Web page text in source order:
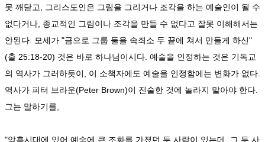
못 깨닫고, 그리스도인은 그림을 그리거나 조각을 하는 예술인이 될 수
없다거나, 종교적인 그림이나 조각을 만들 수 없다고 잘못 이해해서는
안된다. 모세가 "금으로 그룹 둘을 속죄소 두 끝에 쳐서 만들게 하신"
(출 25:18-20) 것은 바로 하나님이시다. 예술을 인정하는 것은 기독교
의 역사가 그러하듯이, 이 소책자에도 예술을 인정함에는 변화가 없다.
역사가 피터 브라운(Peter Brown)이 진술한 것에 놀라지 말아야 한다.
그는 말하기를,
"암흑시대에 있어 예술에 큰 조화를 가졌던 두 사람이 있는데, 그 두 사